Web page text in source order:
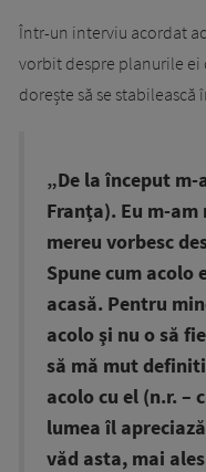
Într-un interviu acordat
vorbit despre planurile ei
dorește să se stabilească
„De la început
Franţa). Eu m-
mereu vorbesc
Spune cum acolo
acasă. Pentru
acolo şi nu o să
să mă mut
acolo cu el (n.r. –
lumea îl
văd asta, mai